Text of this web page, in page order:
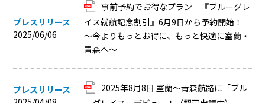
プレスリリース
2025/06/06
事前予約でお得なプラン 『ブルーグレ
イス就航記念割引』6月9日から予約開始！
～今よりもっとお得に、もっと快適に室蘭・
青森へ～
プレスリリース
2025年8月8日 室蘭～青森航路に「ブル